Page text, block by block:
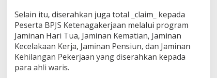
Selain itu, diserahkan juga total _claim_ kepada
Peserta BPJS Ketenagakerjaan melalui program
Jaminan Hari Tua, Jaminan Kematian, Jaminan
Kecelakaan Kerja, Jaminan Pensiun, dan Jaminan
Kehilangan Pekerjaan yang diserahkan kepada
para ahli waris.